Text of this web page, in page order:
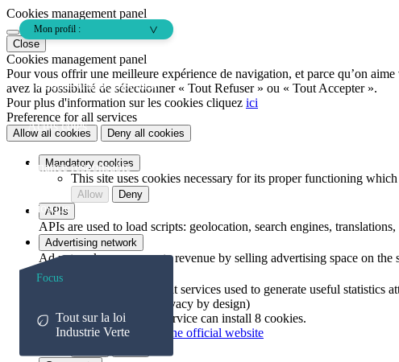
Cookies management panel
Close
Cookies management panel
Pour vous offrir une meilleure expérience de navigation, et parce qu’on
avez la possibilité de sélectionner « Tout Refuser » ou « Tout Accepter ».
Pour plus d'information sur les cookies cliquez ici
Preference for all services
Allow all cookies Deny all cookies
Mandatory cookies
This site uses cookies necessary for its proper functioning
Allow
Deny
APIs
APIs are used to load scripts: geolocation, search engines, translations,
Advertising network
Ad networks can generate revenue by selling advertising space on the
Audience measurement
The audience measurement services used to generate useful statistics
Matomo Cloud (privacy by design)
disallowed
This service can install 8 cookies.
Read more
View the official website
Mon profil :
Solutions d'investissement
>
Notre sélection pour
vous
Nos fonds par classe
d’actifs
Tous nos fonds
Placements de trésorerie
Placements moyen terme
Actifs cotés
Finance responsable
Kiosque
Tout sur la loi
Industrie Verte